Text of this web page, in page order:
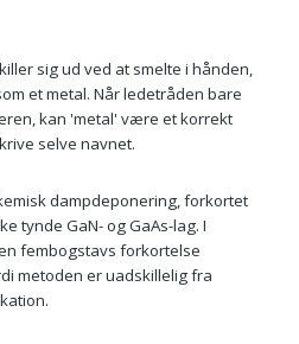
sig ud ved at smelte i hånden,
et metal. Når ledetråden bare
kan 'metal' være et korrekt
selve navnet.
dampdeponering, forkortet
tynde GaN- og GaAs-lag. I
fembogstavs forkortelse
metoden er uadskillelig fra